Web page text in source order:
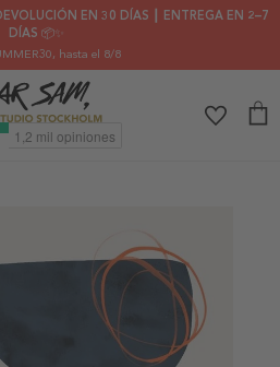
EN 30 DÍAS ┃ ENTREGA EN 2–7
DÍAS 📦✨
, hasta el 8/8